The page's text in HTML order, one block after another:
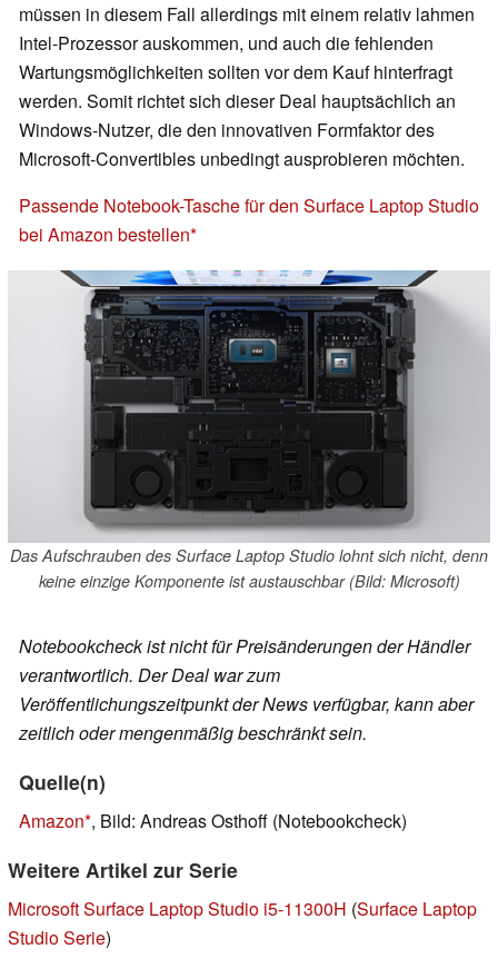
müssen in diesem Fall allerdings mit einem relativ lahmen
Intel-Prozessor auskommen, und auch die fehlenden
Wartungsmöglichkeiten sollten vor dem Kauf hinterfragt
werden. Somit richtet sich dieser Deal hauptsächlich an
Windows-Nutzer, die den innovativen Formfaktor des
Microsoft-Convertibles unbedingt ausprobieren möchten.
Passende Notebook-Tasche für den Surface Laptop Studio
bei Amazon bestellen
Das Aufschrauben des Surface Laptop Studio lohnt sich nicht, denn
keine einzige Komponente ist austauschbar (Bild: Microsoft)
Notebookcheck ist nicht für Preisänderungen der Händler
verantwortlich. Der Deal war zum
Veröffentlichungszeitpunkt der News verfügbar, kann aber
zeitlich oder mengenmäßig beschränkt sein.
Quelle(n)
Amazon , Bild: Andreas Osthoff (Notebookcheck)
Weitere Artikel zur Serie
Microsoft Surface Laptop Studio i5-11300H (Surface Laptop
Studio Serie)